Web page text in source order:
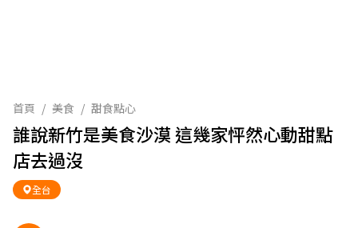
首頁 / 美食 / 甜食點心
誰說新竹是美食沙漠 這幾家怦然心動甜點
店去過沒
全台